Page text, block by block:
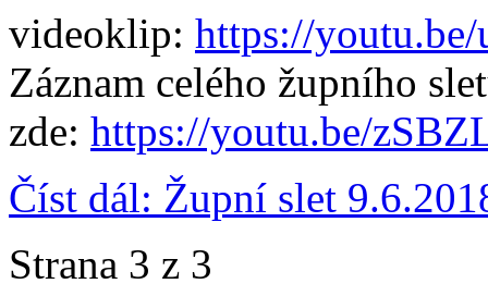
videoklip: https://
Záznam celého župního
zde: https://youtu.be/
Číst dál: Župní slet
Strana 3 z 3